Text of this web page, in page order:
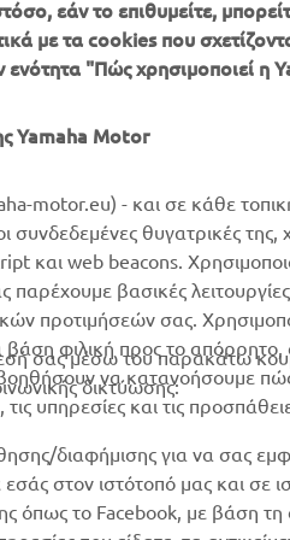
B2B
Αρχές
Γήπεδα γκολφ
Πρώτοι ανταποκριτές
Robotics
Συνεργασίες
Τεχνικές πληροφορίες για
Yamalube Safety Data
Sheets
εάν το επιθυμείτε,
με τα cookies που
"Πώς χρησιμοποιεί η
Yamaha Motor
motor.eu) - και σε κάθε
συνδεδεμένες θυγατρικές
και web beacons.
παρέχουμε βασικές
προτιμήσεών σας.
βάση φιλική προς το
να κατανοήσουμε πώς
υπηρεσίες και τις
σας μέσω του παρακάτω
δικτύωσης:
διαφήμισης για να σας
στον ιστότοπό μας και
όπως το Facebook, με βάση